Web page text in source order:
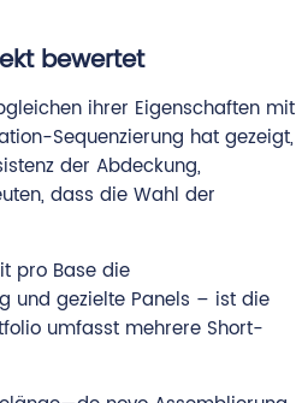
bewertet
ihrer Eigenschaften mit
Sequenzierung hat gezeigt,
der Abdeckung,
dass die Wahl der
pro Base die
und gezielte Panels – ist die
umfasst mehrere Short-